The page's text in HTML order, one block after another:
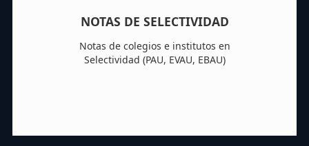
NOTAS DE SELECTIVIDAD
Notas de colegios e institutos en
Selectividad (PAU, EVAU, EBAU)